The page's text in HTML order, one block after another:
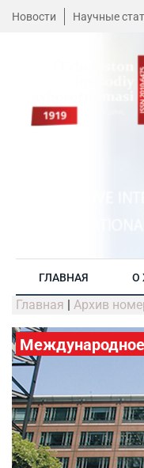
Новости Научные
ГЛАВНАЯ О
Главная | Архив
Международное